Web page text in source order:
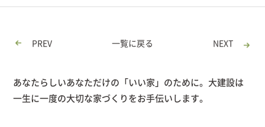
PREV 一覧に戻る NEXT
あなたらしいあなただけの「いい家」のために。大建設は
一生に一度の大切な家づくりをお手伝いします。